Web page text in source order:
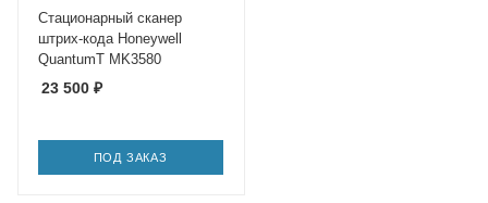
Стационарный сканер
штрих-кода Honeywell
QuantumT MK3580
23 500 ₽
ПОД ЗАКАЗ